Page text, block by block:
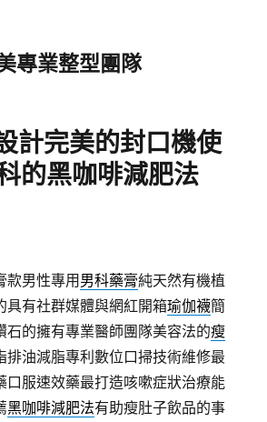
專業整型團隊
計完美的封口機使
的黑咖啡減肥法
款男性專用 男科藥膏純天然有機植
具有社群媒體與網紅開箱瑜伽襪簡
石的擁有專業醫師團隊美容法的瘦
排油減脂專利數位口掃技術維修最
口服速效藥最打造咳嗽症狀治療能
黑咖啡減肥法有助瘦肚子飲品的事